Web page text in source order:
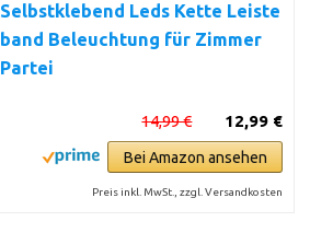
Selbstklebend Leds Kette Leiste
band Beleuchtung für Zimmer
Partei
12,99 €
14,99 €
Bei Amazon ansehen
Preis inkl. MwSt., zzgl. Versandkosten